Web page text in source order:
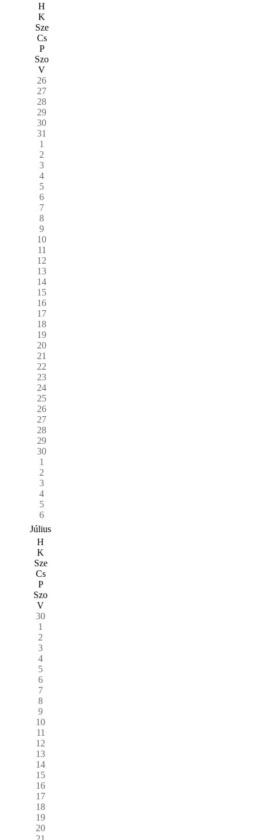
H
K
Sze
Cs
P
Szo
V
26
27
28
29
30
31
1
2
3
4
5
6
7
8
9
10
11
12
13
14
15
16
17
18
19
20
21
22
23
24
25
26
27
28
29
30
1
2
3
4
5
6
Július
H
K
Sze
Cs
P
Szo
V
30
1
2
3
4
5
6
7
8
9
10
11
12
13
14
15
16
17
18
19
20